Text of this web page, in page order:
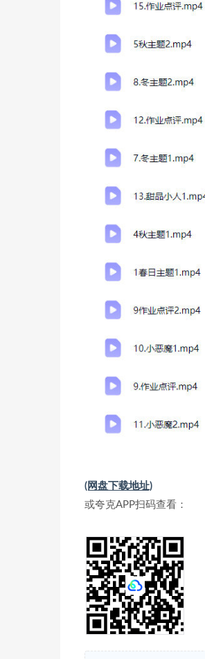
(网盘下载地址)
或夸克APP扫码查看：